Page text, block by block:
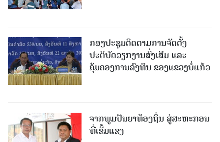
ກອງປະຊຸມຕິດຕາມການຈັດຕັ້ງ
ປະຕິບັດວຽກງານສົ່ງເສີມ ແລະ
ຄຸ້ມຄອງການລົງທຶນ ຂອງແຂວງບໍ່ແກ້ວ
ຈາກພູມປັນຍາທ້ອງຖິ່ນ ສູ່ສະຫະກອນ
ທີ່ເຂັ້ມແຂງ